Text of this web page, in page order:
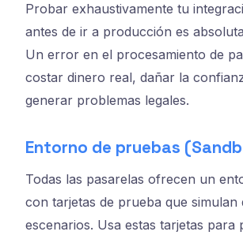
Probar exhaustivamente tu
antes de ir a producción es
Un error en el procesamiento de
costar dinero real, dañar la
generar problemas legales.
Entorno de pruebas
Todas las pasarelas ofrecen un
con tarjetas de prueba que simulan
escenarios. Usa estas tarjetas para